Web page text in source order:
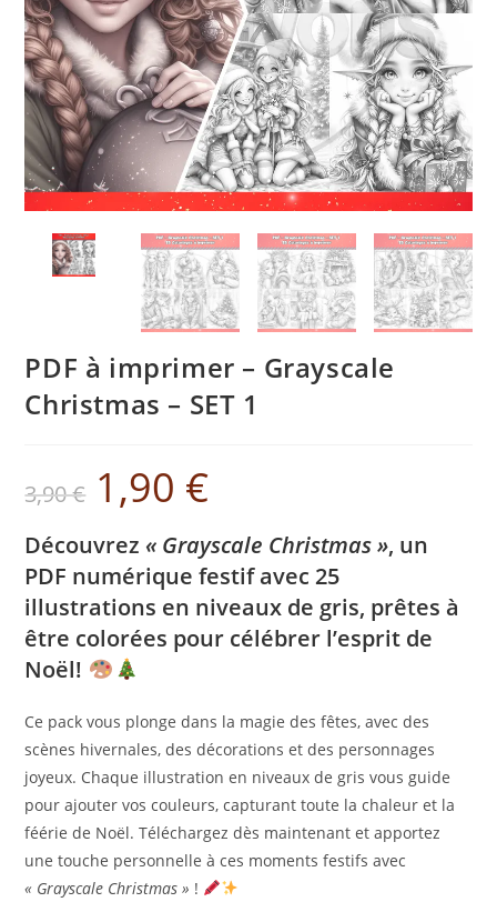
PDF à imprimer – Grayscale
Christmas – SET 1
3,90€ 1,90 €
Découvrez« Grayscale Christmas », un
PDF numérique festif avec 25
illustrations en niveaux de gris, prêtes à
être colorées pour célébrer l’esprit de
Noël!
Ce pack vous plonge dans la magie des fêtes, avec des
scènes hivernales, des décorations et des personnages
joyeux. Chaque illustration en niveaux de gris vous guide
pour ajouter vos couleurs, capturant toute la chaleur et la
féérie de Noël. Téléchargez dès maintenant et apportez
une touche personnelle à ces moments festifs avec
« Grayscale Christmas » !